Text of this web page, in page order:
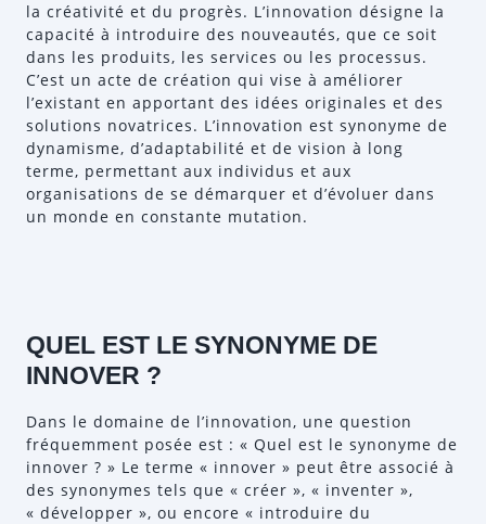
la créativité et du progrès. L’innovation désigne la
capacité à introduire des nouveautés, que ce soit
dans les produits, les services ou les processus.
C’est un acte de création qui vise à améliorer
l’existant en apportant des idées originales et des
solutions novatrices. L’innovation est synonyme de
dynamisme, d’adaptabilité et de vision à long
terme, permettant aux individus et aux
organisations de se démarquer et d’évoluer dans
un monde en constante mutation.
QUEL EST LE SYNONYME DE
INNOVER ?
Dans le domaine de l’innovation, une question
fréquemment posée est : « Quel est le synonyme de
innover ? » Le terme « innover » peut être associé à
des synonymes tels que « créer », « inventer »,
« développer », ou encore « introduire du